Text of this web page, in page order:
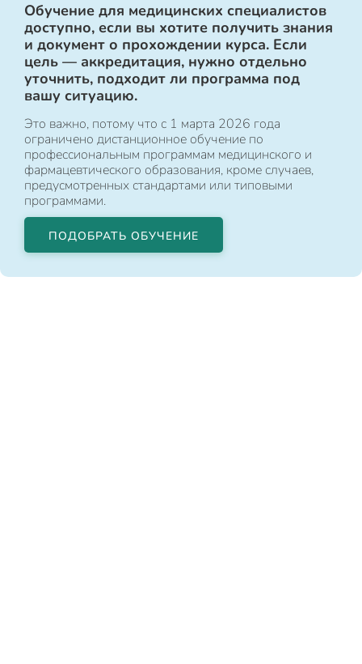
Обучение для медицинских специалистов
доступно, если вы хотите получить знания
и документ о прохождении курса. Если
цель — аккредитация, нужно отдельно
уточнить, подходит ли программа под
вашу ситуацию.
Это важно, потому что с 1 марта 2026 года
ограничено дистанционное обучение по
профессиональным программам медицинского и
фармацевтического образования, кроме случаев,
предусмотренных стандартами или типовыми
программами.
ПОДОБРАТЬ ОБУЧЕНИЕ